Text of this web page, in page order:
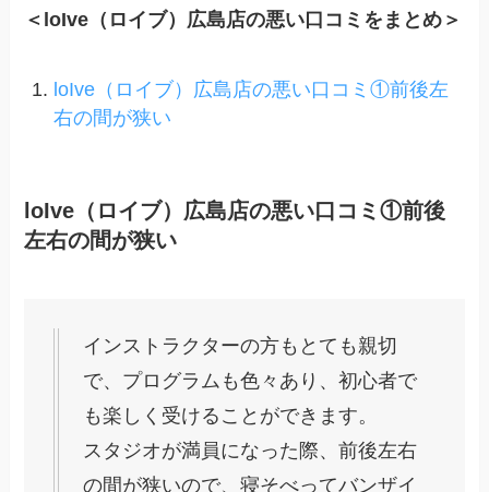
＜loIve（ロイブ）広島店の悪い口コミをまとめ＞
loIve（ロイブ）広島店の悪い口コミ①前後左
右の間が狭い
loIve（ロイブ）広島店の悪い口コミ①前後
左右の間が狭い
インストラクターの方もとても親切
で、プログラムも色々あり、初心者で
も楽しく受けることができます。
スタジオが満員になった際、前後左右
の間が狭いので、寝そべってバンザイ